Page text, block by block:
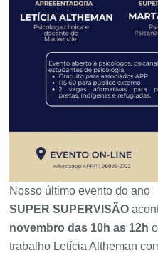
Nosso último evento do ano
SUPER SUPERVISÃO
novembro das 10h as 12h
trabalho Letícia Altheman